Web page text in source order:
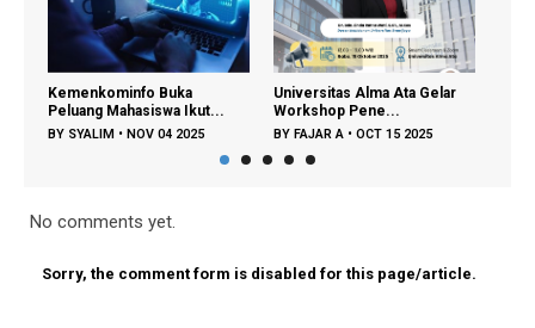
Kemenkominfo Buka
Peluang Mahasiswa Ikut...
BY SYALIM • NOV 04 2025
Universitas Alma Ata Gelar
Workshop Pene...
BY FAJAR A • OCT 15 2025
No comments yet.
Sorry, the comment form is disabled for this page/article.